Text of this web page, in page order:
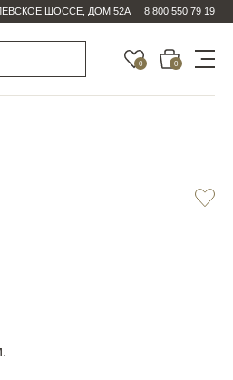
ШОССЕ, ДОМ 52А 8 800 550 79 19
0 0